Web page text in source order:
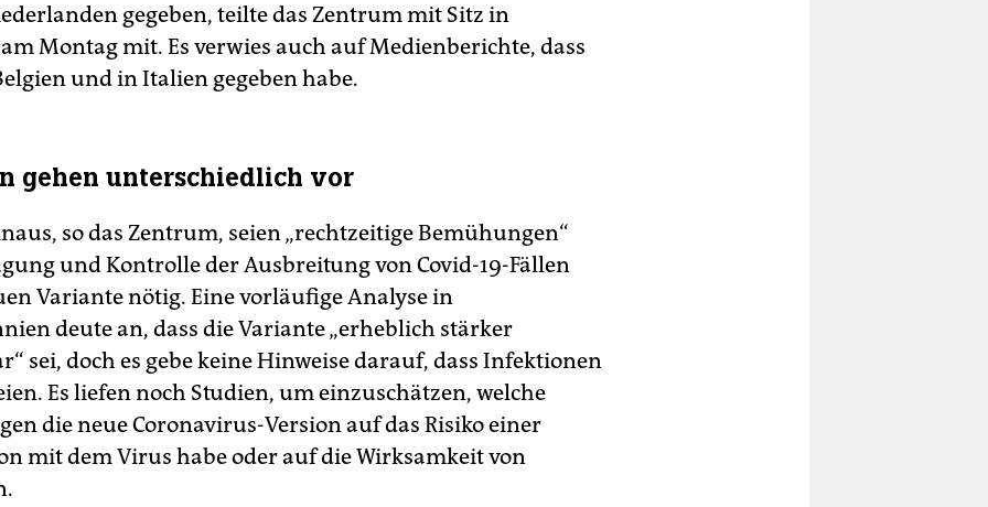
gegeben, teilte das Zentrum mit Sitz in
Montag mit. Es verwies auch auf Medienberichte, dass
und in Italien gegeben habe.
gehen unterschiedlich vor
so das Zentrum, seien „rechtzeitige Bemühungen“
und Kontrolle der Ausbreitung von Covid-19-Fällen
Variante nötig. Eine vorläufige Analyse in
deute an, dass die Variante „erheblich stärker
sei, doch es gebe keine Hinweise darauf, dass Infektionen
Es liefen noch Studien, um einzuschätzen, welche
die neue Coronavirus-Version auf das Risiko einer
mit dem Virus habe oder auf die Wirksamkeit von